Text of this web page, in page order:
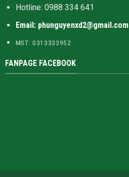
Hotline: 0988 334 641
Email: phunguyenxd2@gmail.com
MST: 0313333952
FANPAGE FACEBOOK